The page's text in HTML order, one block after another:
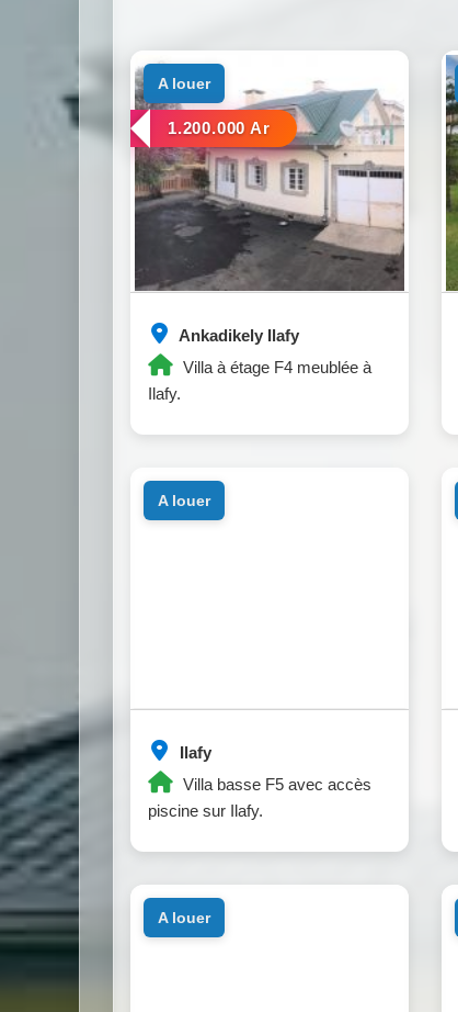
Ankadikely Ilafy
Villa à étage F4 meublée à
Ilafy.
a louer
1.200.000 Ar
Ilafy
Villa basse F5 avec accès
piscine sur Ilafy.
a louer
a louer